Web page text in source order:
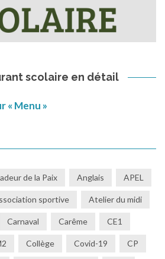
scolaire en détail
« Menu »
de la Paix Anglais APEL
sportive Atelier du midi
Carnaval Carême CE1
Collège Covid-19 CP